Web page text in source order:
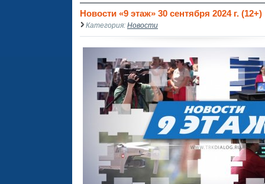
Новости «9 этаж» 30 сентября 2024 г. (12+)
Категория: Новости